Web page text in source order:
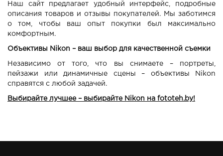
Наш сайт предлагает удобный интерфейс, подробные
описания товаров и отзывы покупателей. Мы заботимся
о том, чтобы ваш опыт покупки был максимально
комфортным.
Объективы Nikon – ваш выбор для качественной съемки
Независимо от того, что вы снимаете – портреты,
пейзажи или динамичные сцены – объективы Nikon
справятся с любой задачей.
Выбирайте лучшее – выбирайте Nikon на fototeh.by!